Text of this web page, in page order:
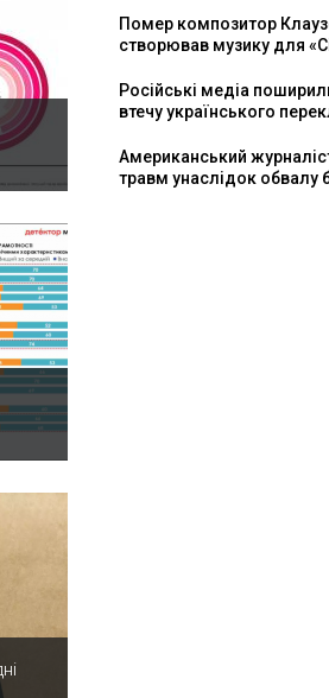
Помер композитор
створював музику для
Російські медіа
втечу українського
Американський
травм унаслідок обвалу